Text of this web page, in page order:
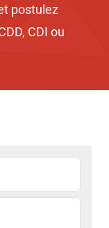
postulez
CDI ou